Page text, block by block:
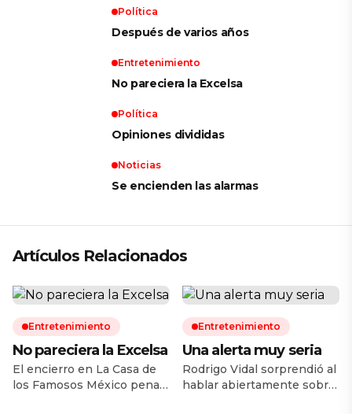
Política
Después de varios años
Entretenimiento
No pareciera la Excelsa
Política
Opiniones divididas
Noticias
Se encienden las alarmas
Artículos Relacionados
Entretenimiento
No pareciera la Excelsa
El encierro en La Casa de
los Famosos México penas
Entretenimiento
Una alerta muy seria
Rodrigo Vidal sorprendió al
hablar abiertamente sobre